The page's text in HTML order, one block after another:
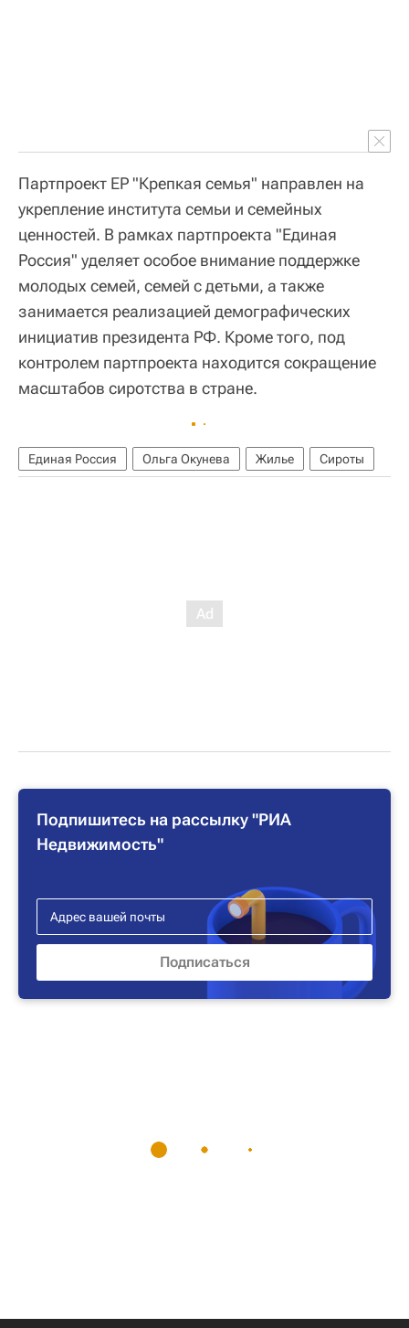
Партпроект ЕР "Крепкая семья" направлен на
укрепление института семьи и семейных
ценностей. В рамках партпроекта "Единая
Россия" уделяет особое внимание поддержке
молодых семей, семей с детьми, а также
занимается реализацией демографических
инициатив президента РФ. Кроме того, под
контролем партпроекта находится сокращение
масштабов сиротства в стране.
Единая Россия Ольга Окунева Жилье Сироты
Подпишитесь на рассылку "РИА
Недвижимость"